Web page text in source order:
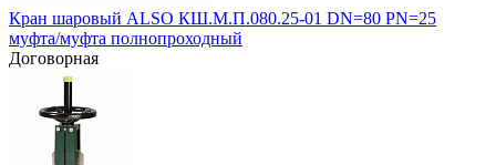
Кран шаровый ALSO КШ.М.П.080.25-01 DN=80 PN=25
муфта/муфта полнопроходный
Договорная